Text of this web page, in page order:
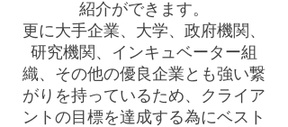
紹介ができます。
更に大手企業、大学、政府機関、
研究機関、インキュベーター組
織、その他の優良企業とも強い繋
がりを持っているため、クライア
ントの目標を達成する為にベスト